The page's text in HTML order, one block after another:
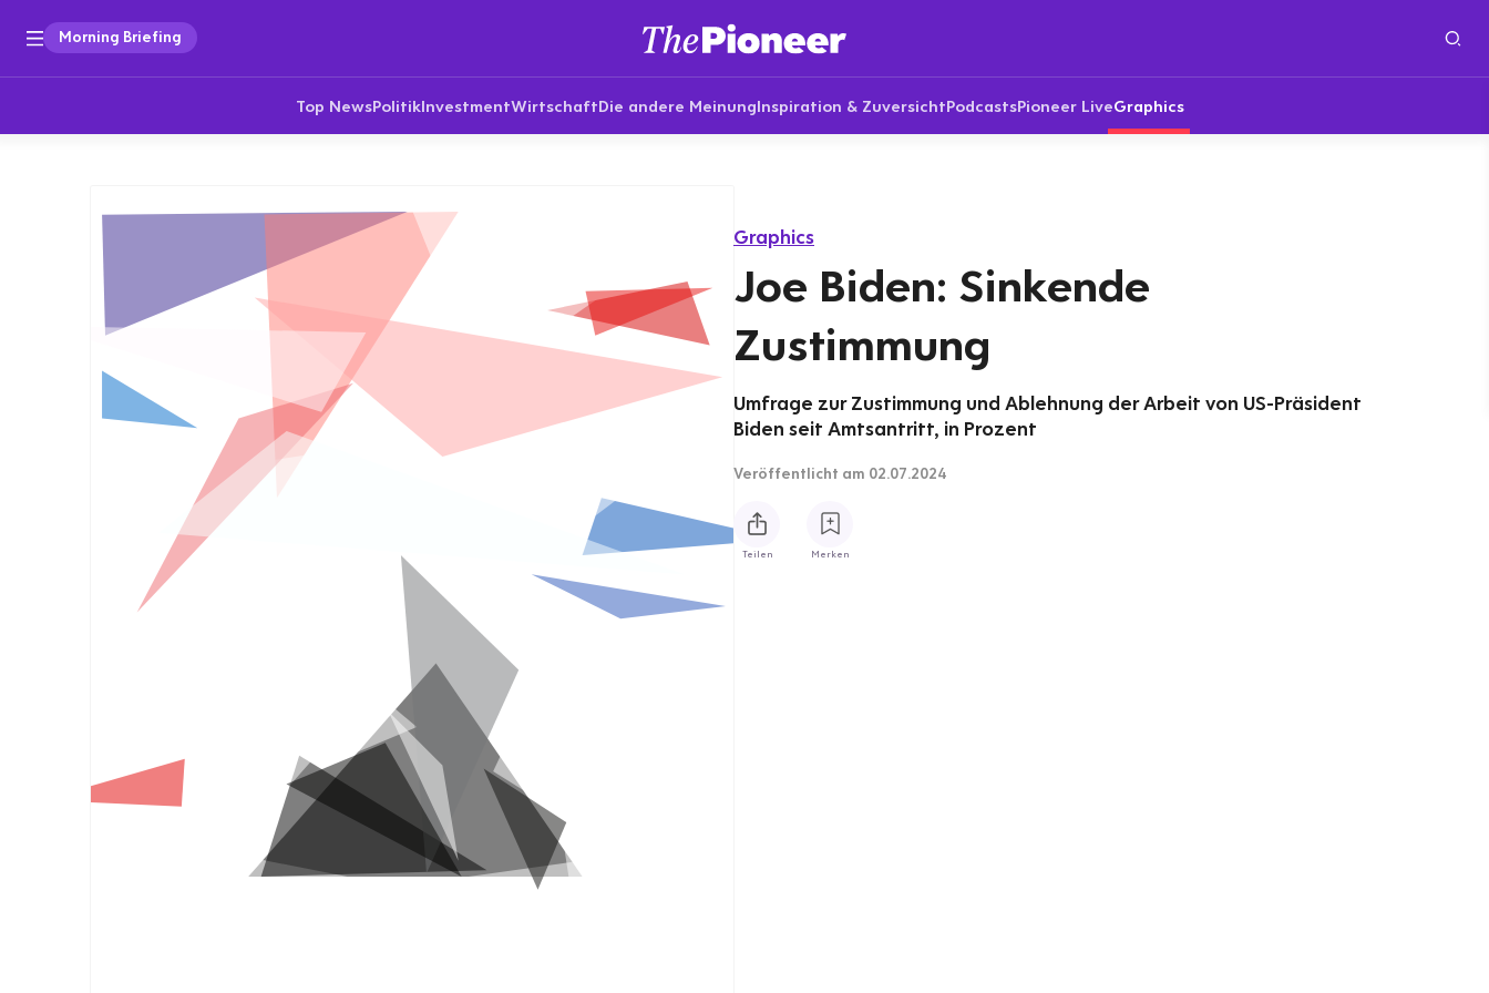
Morning Briefing
Top NewsPolitikInvestmentWirtschaftDie andere MeinungInspiration & ZuversichtPodcastsPioneer LiveGraphics
Graphics
Joe Biden: Sinkende
Zustimmung
Umfrage zur Zustimmung und Ablehnung der Arbeit von US-Präsident
Biden seit Amtsantritt, in Prozent
Veröffentlicht am 02.07.2024
Teilen Merken